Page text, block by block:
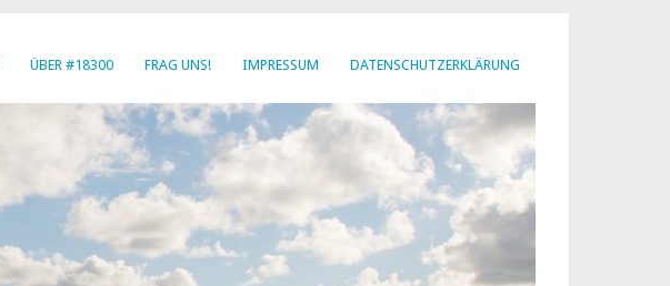
ÜBER #18300 FRAG UNS! IMPRESSUM DATENSCHUTZERKLÄRUNG